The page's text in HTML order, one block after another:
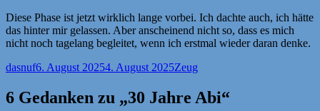
Diese Phase ist jetzt wirklich lange vorbei. Ich dachte auch, ich hätte
das hinter mir gelassen. Aber anscheinend nicht so, dass es mich
nicht noch tagelang begleitet, wenn ich erstmal wieder daran denke.
Autor
dasnufVeröffentlicht
6. August 20254. August 2025Kategorien
Zeug
6 Gedanken zu „30 Jahre Abi“